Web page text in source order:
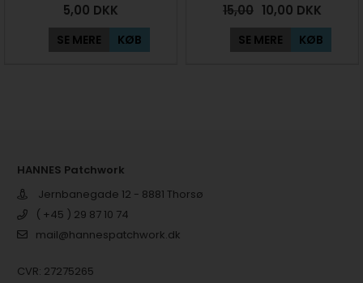
5,00 DKK
SE MERE KØB
15,00 10,00 DKK
SE MERE KØB
HANNES Patchwork
Jernbanegade 12 - 8881 Thorsø
( +45 ) 29 87 10 74
mail@hannespatchwork.dk
CVR: 27275265